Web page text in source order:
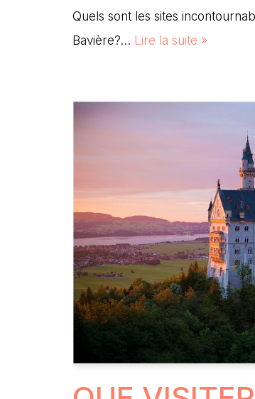
Quels sont les sites
Bavière?… Lire la suite »